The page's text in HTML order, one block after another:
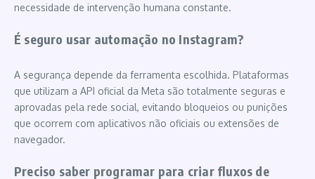
necessidade de intervenção humana constante.
É seguro usar automação no Instagram?
A segurança depende da ferramenta escolhida. Plataformas
que utilizam a API oficial da Meta são totalmente seguras e
aprovadas pela rede social, evitando bloqueios ou punições
que ocorrem com aplicativos não oficiais ou extensões de
navegador.
Preciso saber programar para criar fluxos de